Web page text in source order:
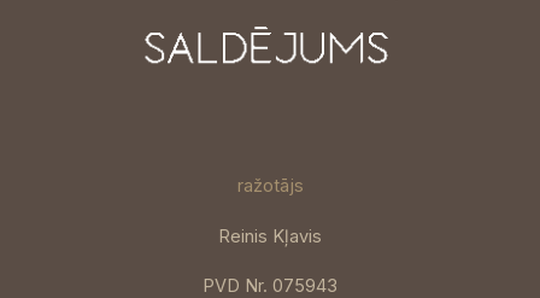
ražotājs
Reinis Kļavis
PVD Nr. 075943